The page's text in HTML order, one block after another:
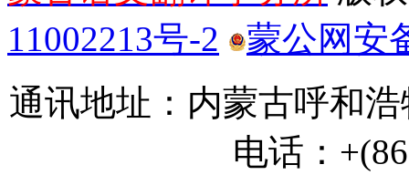
11002213号-2
蒙公网安
通讯地址：内蒙古呼和
电话：